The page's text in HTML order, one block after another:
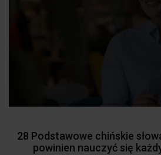
28 Podstawowe chińskie
powinien nauczyć się